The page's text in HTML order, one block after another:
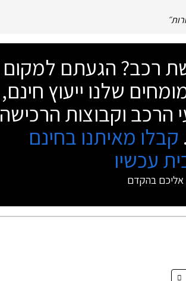
״
רכב? הגעתם למקום
שלנו ייעוץ חינם,
הרכב וקבוצות הרכישה
קבלו מאיתנו בחינם
עכשיו
אליכם בהקדם